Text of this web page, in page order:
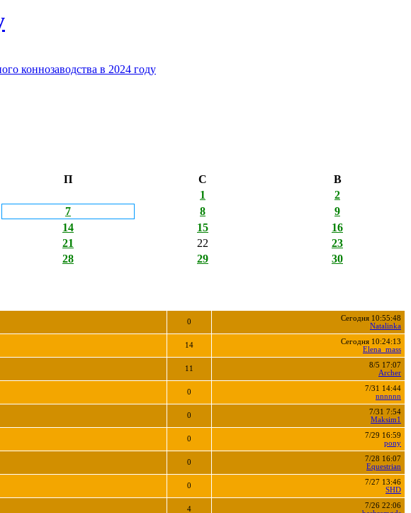
коннозаводства в 2024 году
П С
В
1
2
7 8
9
14 15
16
21 22
23
28 29
30
0
Сегодня 10:55:48
Natalinka
14
Сегодня 10:24:13
Elena_mass
11
8/5 17:07
Archer
0
7/31 14:44
nnnnnn
0
7/31 7:54
Maksim1
0
7/29 16:59
pony
0
7/28 16:07
Equestrian
0
7/27 13:46
SHD
4
7/26 22:06